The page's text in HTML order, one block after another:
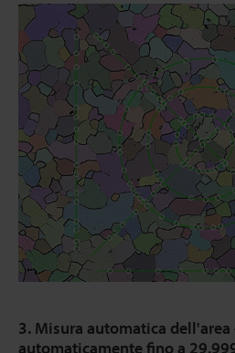
3. Misura automatica dell'area
automaticamente fino a